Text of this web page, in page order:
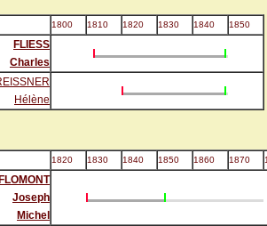
1800 1810 1820 1830 1840 1850
FLIESS
Charles
Hélène
1820 1830 1840 1850 1860 1870
FLOMONT
Joseph
Michel